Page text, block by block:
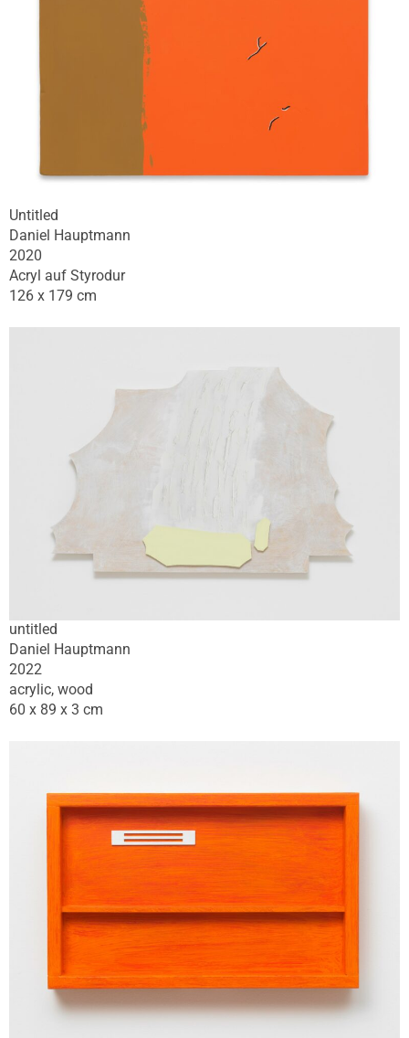
Untitled
Daniel Hauptmann
2020
Acryl auf Styrodur
126 x 179 cm
untitled
Daniel Hauptmann
2022
acrylic, wood
60 x 89 x 3 cm